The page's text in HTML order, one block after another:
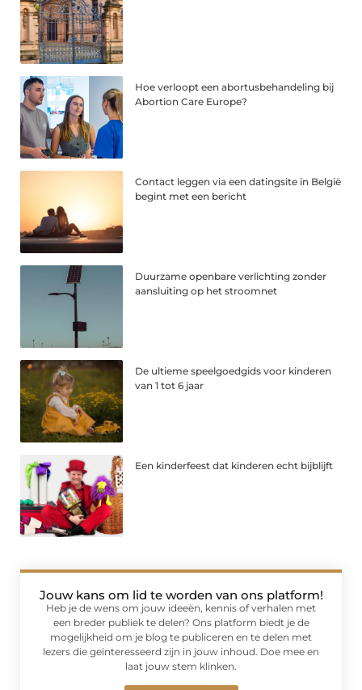
Hoe verloopt een abortusbehandeling bij
Abortion Care Europe?
Contact leggen via een datingsite in België
begint met een bericht
Duurzame openbare verlichting zonder
aansluiting op het stroomnet
De ultieme speelgoedgids voor kinderen
van 1 tot 6 jaar
Een kinderfeest dat kinderen echt bijblijft
Jouw kans om lid te worden van ons platform!
Heb je de wens om jouw ideeën, kennis of verhalen met
een breder publiek te delen? Ons platform biedt je de
mogelijkheid om je blog te publiceren en te delen met
lezers die geïnteresseerd zijn in jouw inhoud. Doe mee en
laat jouw stem klinken.